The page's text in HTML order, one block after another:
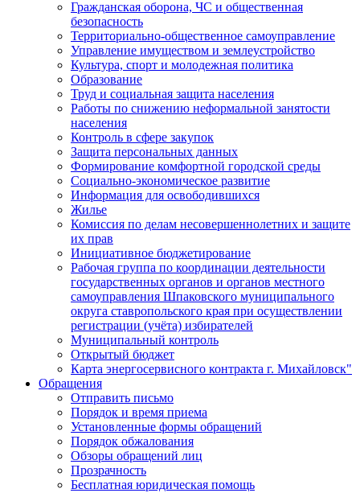
Гражданская оборона, ЧС и общественная
безопасность
Территориально-общественное самоуправление
Управление имуществом и землеустройство
Культура, спорт и молодежная политика
Образование
Труд и социальная защита населения
Работы по снижению неформальной занятости
населения
Контроль в сфере закупок
Защита персональных данных
Формирование комфортной городской среды
Социально-экономическое развитие
Информация для освободившихся
Жилье
Комиссия по делам несовершеннолетних и защите
их прав
Инициативное бюджетирование
Рабочая группа по координации деятельности
государственных органов и органов местного
самоуправления Шпаковского муниципального
округа ставропольского края при осуществлении
регистрации (учёта) избирателей
Муниципальный контроль
Открытый бюджет
Карта энергосервисного контракта г. Михайловск"
Обращения
Отправить письмо
Порядок и время приема
Установленные формы обращений
Порядок обжалования
Обзоры обращений лиц
Прозрачность
Бесплатная юридическая помощь